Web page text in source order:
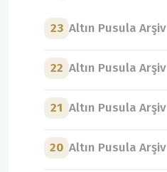
23 Altın Pusula Arşiv
22 Altın Pusula Arşiv
21 Altın Pusula Arşiv
20 Altın Pusula Arşiv